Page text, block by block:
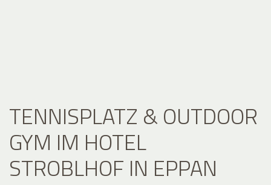
TENNISPLATZ & OUTDOOR
GYM IM HOTEL
STROBLHOF IN EPPAN